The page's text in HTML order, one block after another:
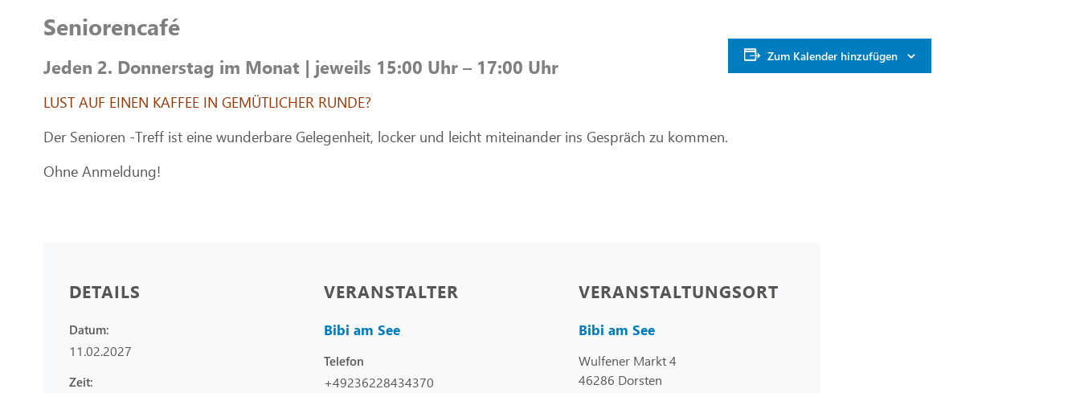
Seniorencafé
Jeden 2. Donnerstag im Monat | jeweils 15:00 Uhr – 17:00 Uhr
LUST AUF EINEN KAFFEE IN GEMÜTLICHER RUNDE?
Der Senioren -Treff ist eine wunderbare Gelegenheit, locker und leicht miteinander ins Gespräch zu kommen.
Ohne Anmeldung!
Zum Kalender hinzufügen
DETAILS
Datum:
11.02.2027
Zeit:
VERANSTALTER
Bibi am See
Telefon
+49236228434370
VERANSTALTUNGSORT
Bibi am See
Wulfener Markt 4
46286 Dorsten